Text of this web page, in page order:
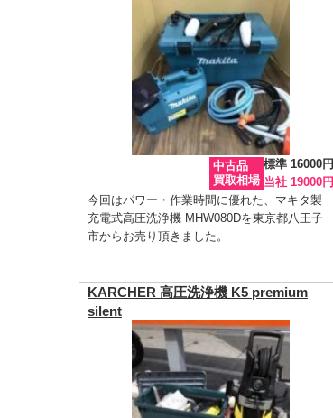
中古品
買取相場
標準 16000円
当社 19000円
今回はパワー・作業時間に優れた、マキタ製
充電式高圧洗浄機 MHW080Dを東京都八王子
市からお売り頂きました。
KARCHER 高圧洗浄機 K5 premium
silent